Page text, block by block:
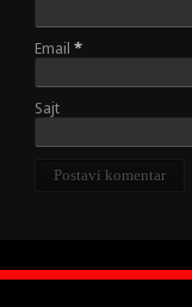
Email *
Sajt